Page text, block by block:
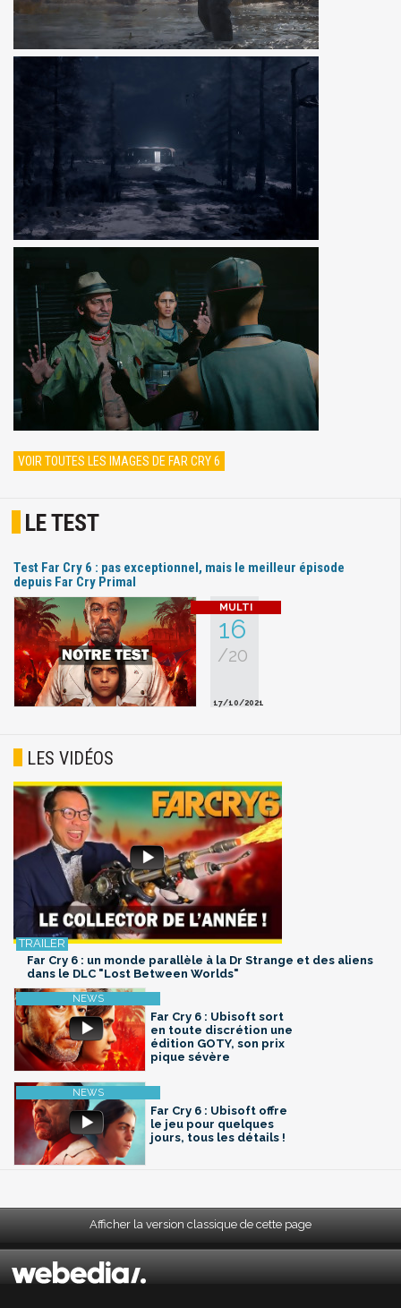
VOIR TOUTES LES IMAGES DE FAR CRY 6
LE TEST
Test Far Cry 6 : pas exceptionnel, mais le meilleur épisode
depuis Far Cry Primal
16
/20
17/10/2021
LES VIDÉOS
Far Cry 6 : un monde parallèle à la Dr Strange et des aliens
dans le DLC "Lost Between Worlds"
Far Cry 6 : Ubisoft sort
en toute discrétion une
édition GOTY, son prix
pique sévère
Far Cry 6 : Ubisoft offre
le jeu pour quelques
jours, tous les détails !
Afficher la version classique de cette page